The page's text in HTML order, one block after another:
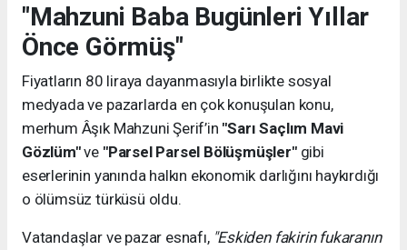
"Mahzuni Baba Bugünleri Yıllar
Önce Görmüş"
Fiyatların 80 liraya dayanmasıyla birlikte sosyal
medyada ve pazarlarda en çok konuşulan konu,
merhum Âşık Mahzuni Şerif’in "Sarı Saçlım Mavi
Gözlüm"ve "Parsel Parsel Bölüşmüşler"gibi
eserlerinin yanında halkın ekonomik darlığını haykırdığı
o ölümsüz türküsü oldu.
Vatandaşlar ve pazar esnafı, "Eskiden fakirin fukaranın